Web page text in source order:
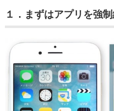
１．まずはアプリを強